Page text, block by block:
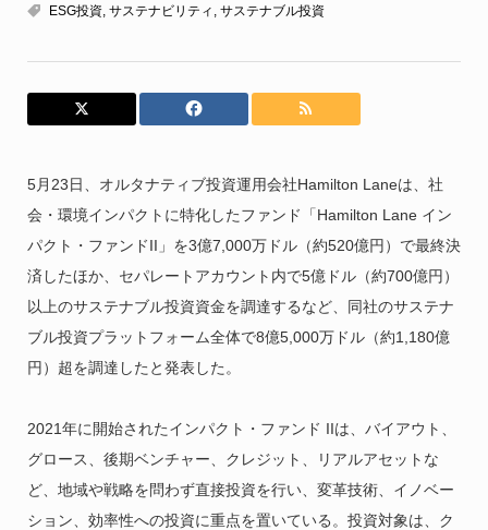
ESG投資, サステナビリティ , サステナブル投資
5月23日、オルタナティブ投資運用会社Hamilton Laneは、社
会・環境インパクトに特化したファンド「Hamilton Lane イン
パクト・ファンドII」を3億7,000万ドル（約520億円）で最終決
済したほか、セパレートアカウント内で5億ドル（約700億円）
以上のサステナブル投資資金を調達するなど、同社のサステナ
ブル投資プラットフォーム全体で8億5,000万ドル（約1,180億
円）超を調達したと発表した。
2021年に開始されたインパクト・ファンド IIは、バイアウト、
グロース、後期ベンチャー、クレジット、リアルアセットな
ど、地域や戦略を問わず直接投資を行い、変革技術、イノベー
ション、効率性への投資に重点を置いている。投資対象は、ク